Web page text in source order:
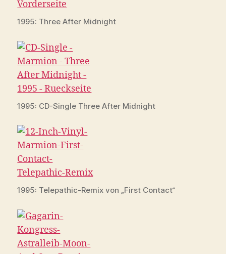
1995: Three After Midnight
1995: CD-Single Three After Midnight
1995: Telepathic-Remix von „First Contact“